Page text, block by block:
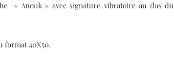
« Anouk » avec signature vibratoire au dos du
format 40X50.